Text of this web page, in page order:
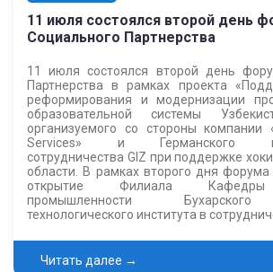
11 июля состоялся второй день
Социального Партнерства
11 июля состоялся второй день
Партнерства в рамках проекта
реформирования и модернизации
образовательной системы
организуемого со стороны компании
Services» и Германского
сотрудничества GIZ при поддержке
области. В рамках второго дня
открытие Филиала Кафедры
промышленности
технологического института в
Читать далее →